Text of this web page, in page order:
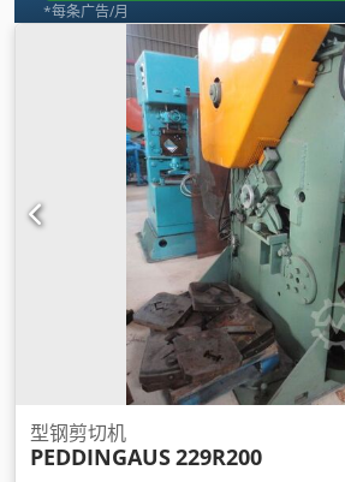
*每条广告/月
型钢剪切机
PEDDINGAUS229R200